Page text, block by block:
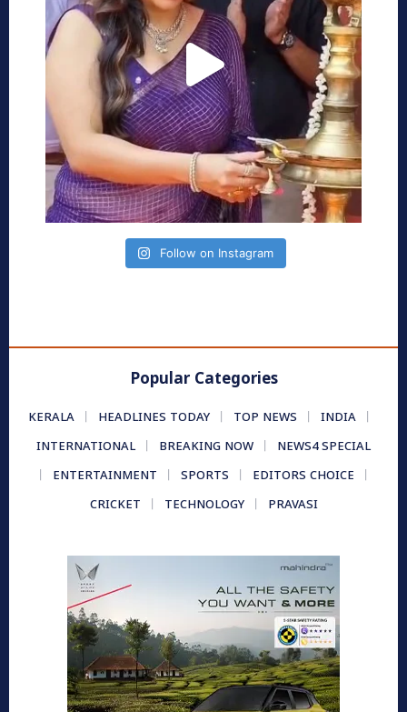
Follow on Instagram
Popular Categories
KERALA HEADLINES TODAY TOP NEWS
INDIA
INTERNATIONAL
BREAKING NOW
NEWS4 SPECIAL
ENTERTAINMENT
SPORTS
EDITORS CHOICE
CRICKET
TECHNOLOGY PRAVASI